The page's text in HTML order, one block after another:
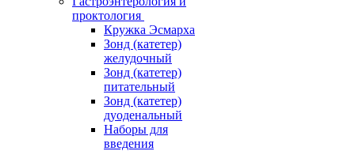
проктология
Кружка Эсмарха
Зонд (катетер)
желудочный
Зонд (катетер)
питательный
Зонд (катетер)
дуоденальный
Наборы для
введения